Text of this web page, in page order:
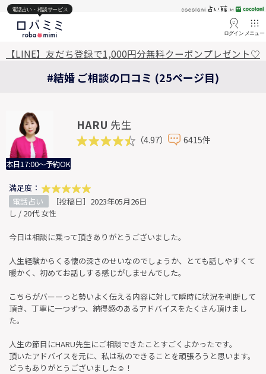
電話占い・相談サービス
ログイン メニュー
【LINE】友だち登録で1,000円分無料クーポンプレゼント♡
#結婚 ご相談の口コミ (25ページ目)
本日17:00～予約OK
HARU 先生
（4.97） 6415件
満足度：
電話占い
［投稿日］2023年05月26日
し / 20代 女性
今日は相談に乗って頂きありがとうございました。
人生経験からくる懐の深さのせいなのでしょうか、とても話しやすくて
暖かく、初めてお話しする感じがしませんでした。
こちらがバーーっと勢いよく伝える内容に対して瞬時に状況を判断して
頂き、丁寧に一つずつ、納得感のあるアドバイスをたくさん頂けまし
た。
人生の節目にHARU先生にご相談できたことすごくよかったです。
頂いたアドバイスを元に、私は私のできることを頑張ろうと思います。
どうもありがとうございました☺︎！